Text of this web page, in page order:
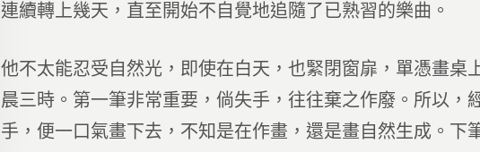
連續轉上幾天，直至開始不自覺地追隨了已熟習的樂曲。
他不太能忍受自然光，即使在白天，也緊閉窗扉，單憑畫桌
晨三時。第一筆非常重要，倘失手，往往棄之作廢。所以，
手，便一口氣畫下去，不知是在作畫，還是畫自然生成。下